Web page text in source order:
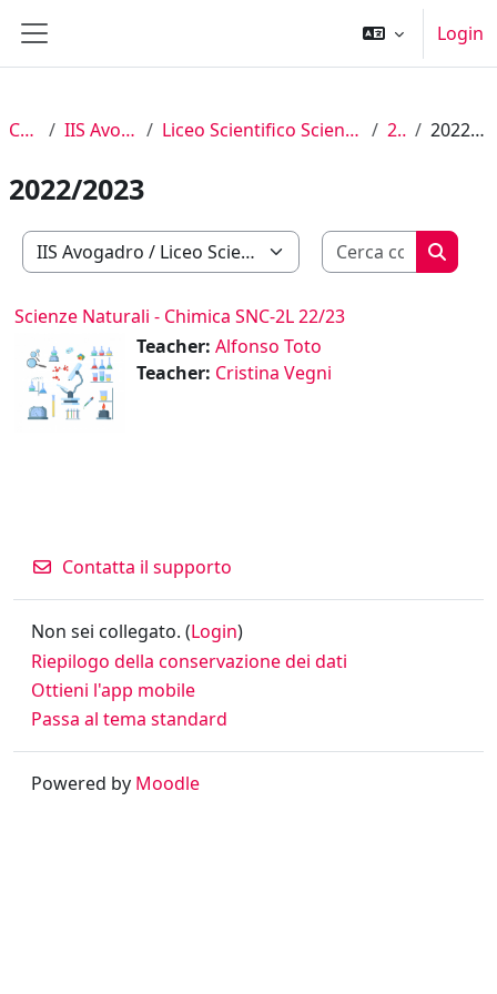
Pannello laterale
Login
Corsi IIS Avogadro Liceo Scientifico Scienze Applicate 2° L 2022/2023
2022/2023
Categorie di corso
Cerca
Cerca
Scienze Naturali - Chimica SNC-2L 22/23
Teacher: Alfonso Toto
Teacher: Cristina Vegni
Contatta il supporto
Non sei collegato. (Login)
Riepilogo della conservazione dei dati
Ottieni l'app mobile
Passa al tema standard
Powered by Moodle